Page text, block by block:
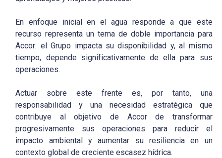
En enfoque inicial en el agua responde a que este
recurso representa un tema de doble importancia para
Accor: el Grupo impacta su disponibilidad y, al mismo
tiempo, depende significativamente de ella para sus
operaciones.
Actuar sobre este frente es, por tanto, una
responsabilidad y una necesidad estratégica que
contribuye al objetivo de Accor de transformar
progresivamente sus operaciones para reducir el
impacto ambiental y aumentar su resiliencia en un
contexto global de creciente escasez hídrica.